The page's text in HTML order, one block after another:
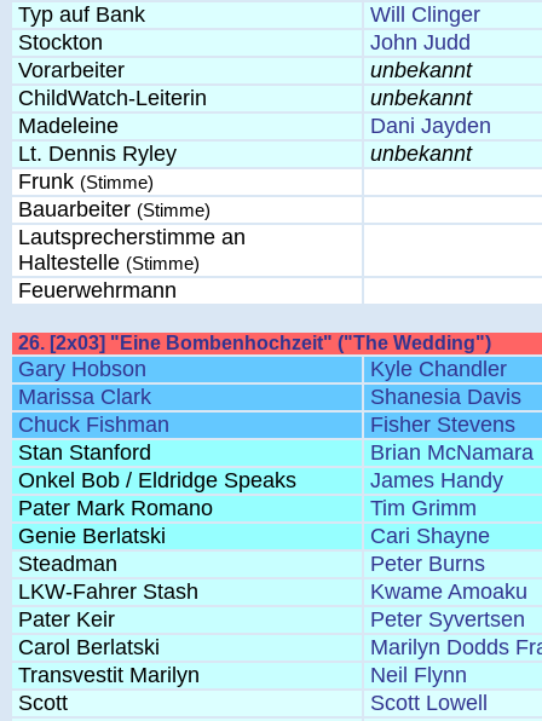
Typ auf Bank
Will Clinger
Stockton
John Judd
Vorarbeiter
unbekannt
ChildWatch-Leiterin
unbekannt
Madeleine
Dani Jayden
Lt. Dennis Ryley
unbekannt
Frunk (Stimme)
Bauarbeiter (Stimme)
Lautsprecherstimme an
Haltestelle (Stimme)
Feuerwehrmann
26. [2x03] "Eine Bombenhochzeit" ("The Wedding")
Gary Hobson
Kyle Chandler
Marissa Clark
Shanesia Davis
Chuck Fishman
Fisher Stevens
Stan Stanford
Brian McNamara
Onkel Bob / Eldridge Speaks
James Handy
Pater Mark Romano
Tim Grimm
Genie Berlatski
Cari Shayne
Steadman
Peter Burns
LKW-Fahrer Stash
Kwame Amoaku
Pater Keir
Peter Syvertsen
Carol Berlatski
Marilyn Dodds
Transvestit Marilyn
Neil Flynn
Scott
Scott Lowell